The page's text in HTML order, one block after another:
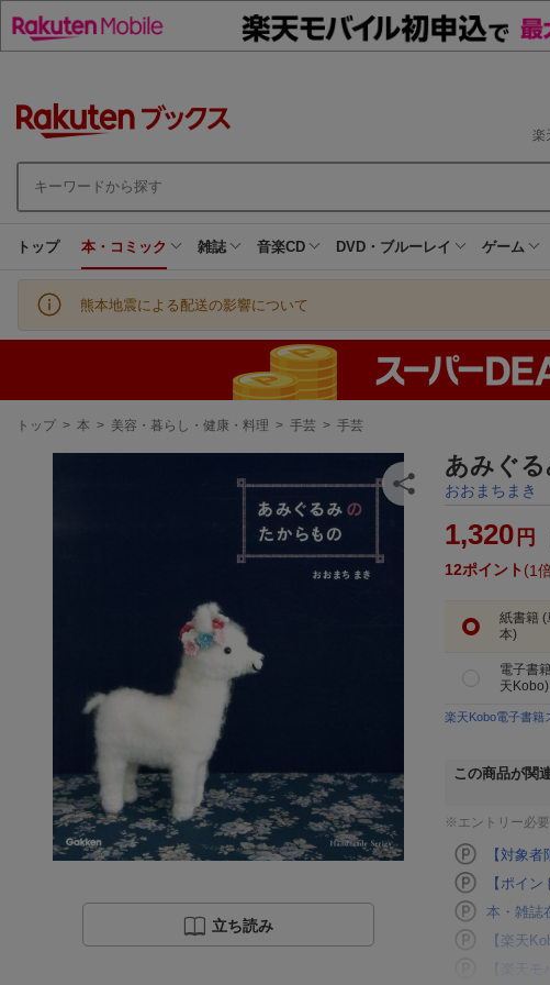
楽
トップ 本・コミック 雑誌 音楽CD DVD・ブルーレイ ゲーム
熊本地震による配送の影響について
現
トップ > 本 > 美容・暮らし・健康・料理 > 手芸 > 手芸
立ち読み
あみぐ
おおまちまき
1,320 円
12ポイント 1
紙書籍 (
本)
電子書籍
天Kobo)
楽天Kobo電子書籍
この商品が関
※エントリー必
【対象
【ポイ
本・雑誌
【楽天
【楽天